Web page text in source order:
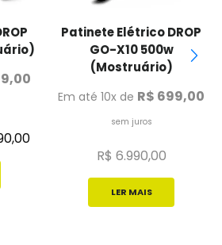
Patinete Elétrico DROP
GO-X10 500w
(Mostruário)
Em até 10x de R$ 699,00
sem juros
R$ 6.990,00
LER MAIS